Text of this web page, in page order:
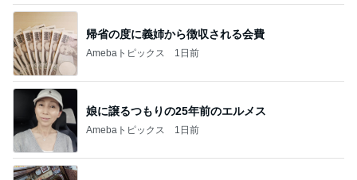
帰省の度に義姉から徴収される会費
Amebaトピックス 1日前
娘に譲るつもりの25年前のエルメス
Amebaトピックス 1日前